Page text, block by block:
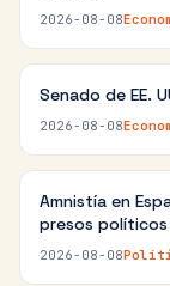
2026-08-08
Senado de EE.
2026-08-08
Amnistía en
presos políticos
2026-08-08